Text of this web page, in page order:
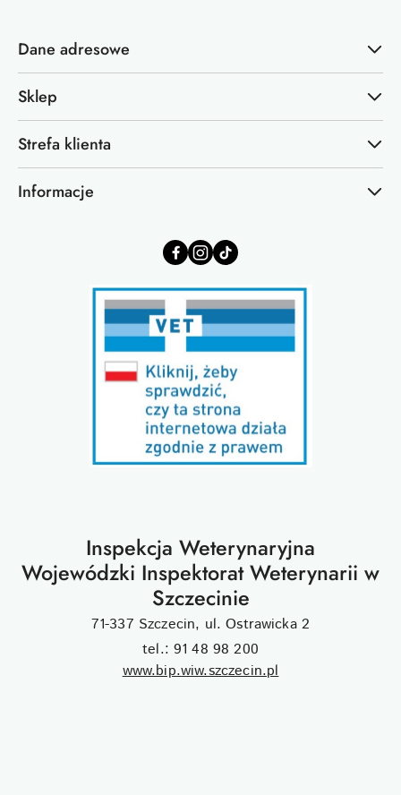
Dane adresowe
Sklep
Strefa klienta
Informacje
Inspekcja Weterynaryjna
Wojewódzki Inspektorat Weterynarii w
Szczecinie
71-337 Szczecin, ul. Ostrawicka 2
tel.: 91 48 98 200
www.bip.wiw.szczecin.pl